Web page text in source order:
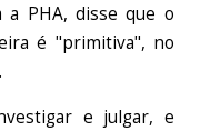
a PHA, disse que o
é "primitiva", no
e julgar, e